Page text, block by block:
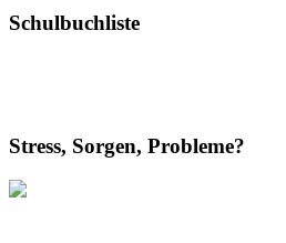
Schulbuchliste
Stress, Sorgen, Probleme?